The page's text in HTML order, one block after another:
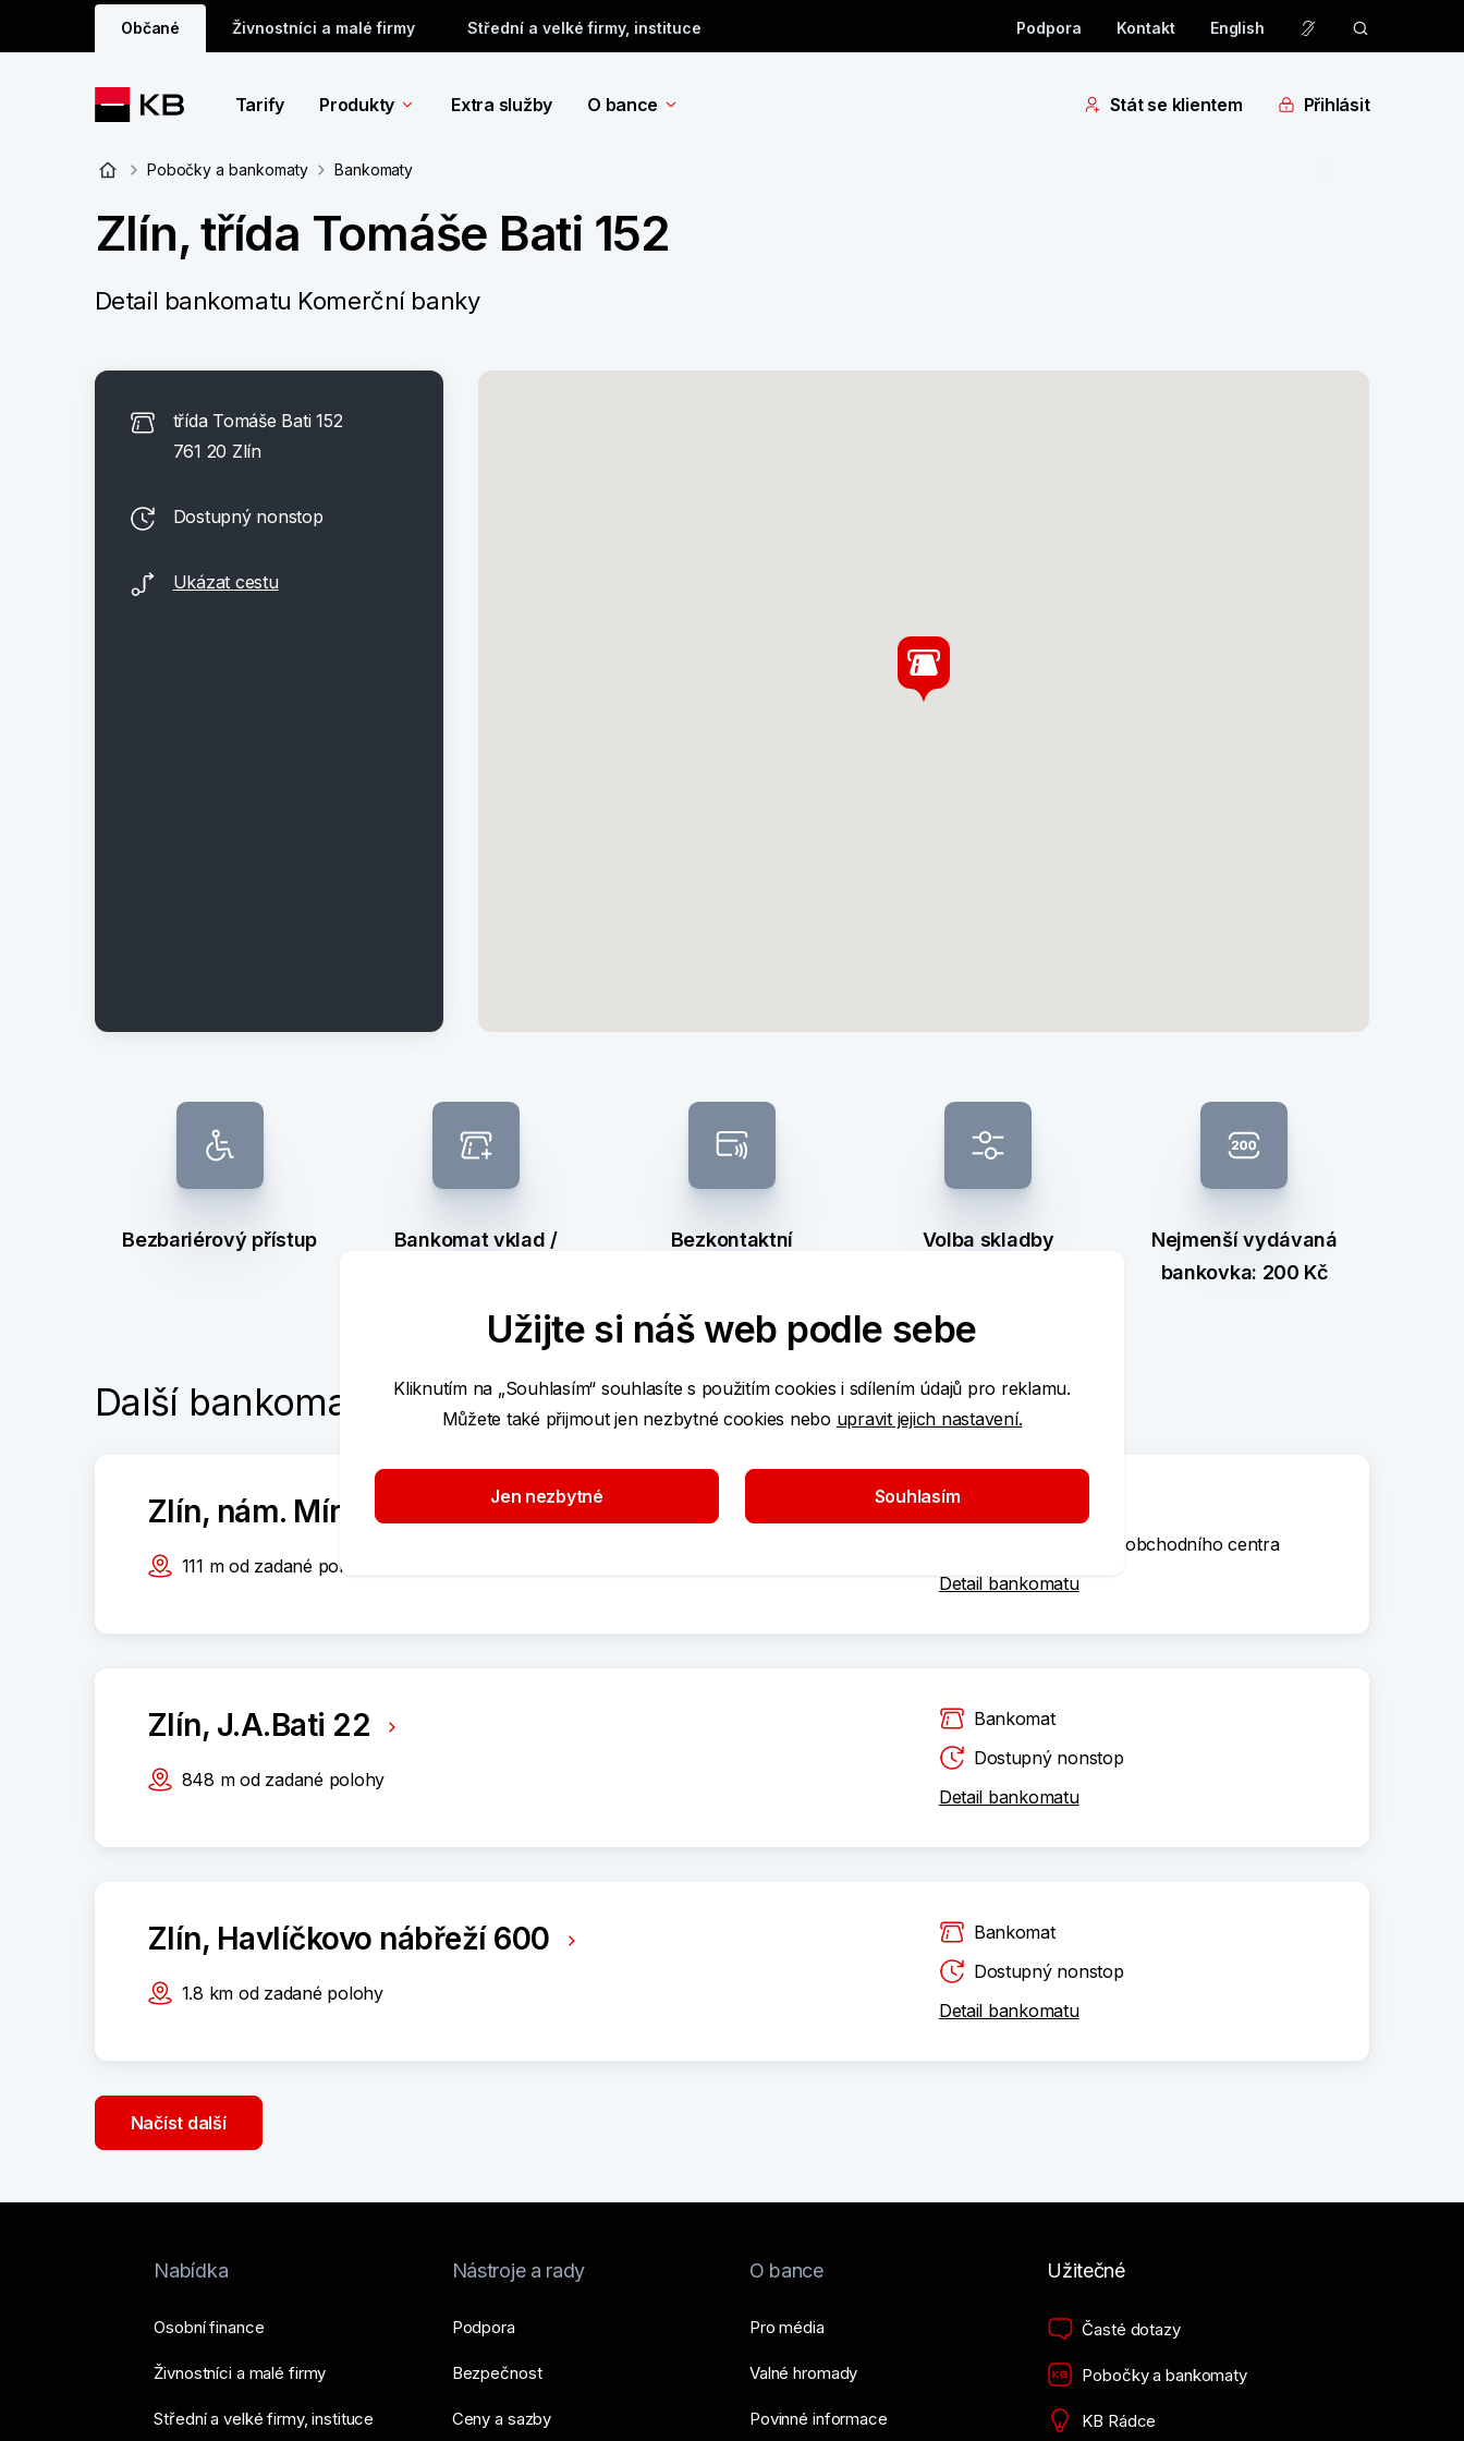
Občané Živnostníci a malé firmy Střední a velké firmy, instituce Podpora Kontakt English
Tarify Produkty Extra služby O bance Stát se klientem Přihlásit
Pobočky a bankomaty Bankomaty
Zlín, třída Tomáše Bati 152
Detail bankomatu Komerční banky
třída Tomáše Bati 152
761 20 Zlín
Dostupný nonstop
Ukázat cestu
Bezbariérový přístup
Bankomat vklad /
Bezkontaktní
Volba skladby
Nejmenší vydávaná
bankovka: 200 Kč
Další bankomaty poblíž
Zlín, nám. Míru 174
111 m od zadané polohy
Dle otevírací doby obchodního centra
Detail bankomatu
Zlín, J.A.Bati 22
848 m od zadané polohy
Bankomat
Dostupný nonstop
Detail bankomatu
Zlín, Havlíčkovo nábřeží 600
1.8 km od zadané polohy
Bankomat
Dostupný nonstop
Detail bankomatu
Načíst další
Nabídka
Osobní finance
Živnostníci a malé firmy
Střední a velké firmy, instituce
Nástroje a rady
Podpora
Bezpečnost
Ceny a sazby
O bance
Pro média
Valné hromady
Povinné informace
Užitečné
Časté dotazy
Pobočky a bankomaty
KB Rádce
Užijte si náš web podle sebe
Kliknutím na „Souhlasím“ souhlasíte s použitím cookies i sdílením údajů pro reklamu.
Můžete také přijmout jen nezbytné cookies nebo upravit jejich nastavení.
Jen nezbytné Souhlasím